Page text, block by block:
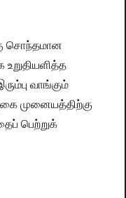
சொந்தமான
வாங்கும்
முனையத்திற்கு
பெற்றுக்